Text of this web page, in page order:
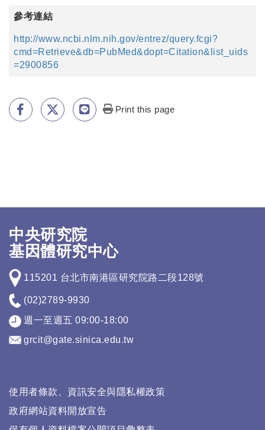
參考連結
http://www.ncbi.nlm.nih.gov/entrez/query.fcgi?
cmd=Retrieve&db=PubMed&dopt=Citation&list_uids
=2900856
Print this page
中央研究院
基因體研究中心
115201 台北市南港區研究院路二段128號
(02)2789-9930
週一至週五 09:00-18:00
grcit@gate.sinica.edu.tw
使用者條款、資訊安全與隱私權政策
政府網站資料開放宣告